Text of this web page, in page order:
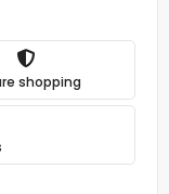
shopping